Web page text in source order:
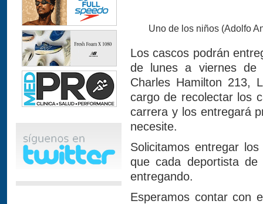
Uno de los niños (Adolfo
Los cascos podrán
de lunes a viernes
Charles Hamilton 213,
cargo de recolectar los
carrera y los entregará
necesite.
Solicitamos entregar
que cada deportista
entregando.
Esperamos contar con